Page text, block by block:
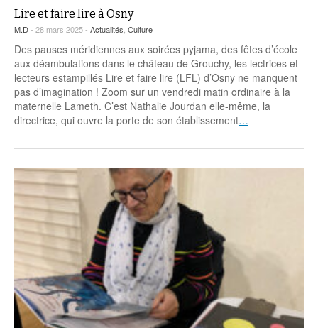
Lire et faire lire à Osny
M.D- 28 mars 2025 - Actualités Culture
Des pauses méridiennes aux soirées pyjama, des fêtes d’école
aux déambulations dans le château de Grouchy, les lectrices et
lecteurs estampillés Lire et faire lire (LFL) d’Osny ne manquent
pas d’imagination ! Zoom sur un vendredi matin ordinaire à la
maternelle Lameth. C’est Nathalie Jourdan elle-même, la
directrice, qui ouvre la porte de son établissement…